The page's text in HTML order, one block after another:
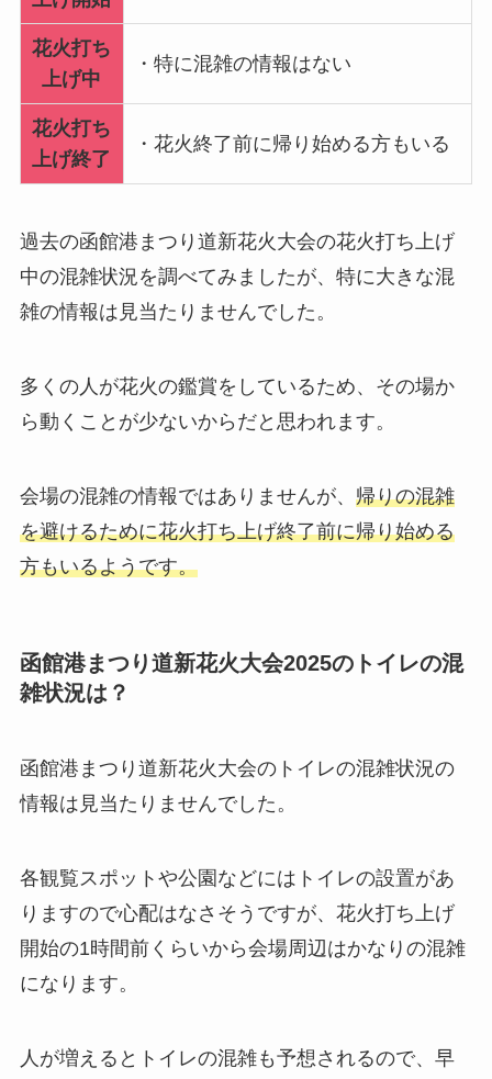
花火打ち
上げ中
・特に混雑の情報はない
花火打ち
上げ終了
・花火終了前に帰り始める方もいる
過去の函館港まつり道新花火大会の花火打ち上げ
中の混雑状況を調べてみましたが、特に大きな混
雑の情報は見当たりませんでした。
多くの人が花火の鑑賞をしているため、その場か
ら動くことが少ないからだと思われます。
会場の混雑の情報ではありませんが、 帰りの混雑
を避けるために花火打ち上げ終了前に帰り始める
方もいるようです。
函館港まつり道新花火大会2025のトイレの混
雑状況は？
函館港まつり道新花火大会のトイレの混雑状況の
情報は見当たりませんでした。
各観覧スポットや公園などにはトイレの設置があ
りますので心配はなさそうですが、花火打ち上げ
開始の1時間前くらいから会場周辺はかなりの混雑
になります。
人が増えるとトイレの混雑も予想されるので、早